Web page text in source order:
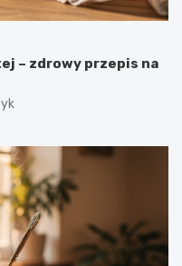
– zdrowy przepis na